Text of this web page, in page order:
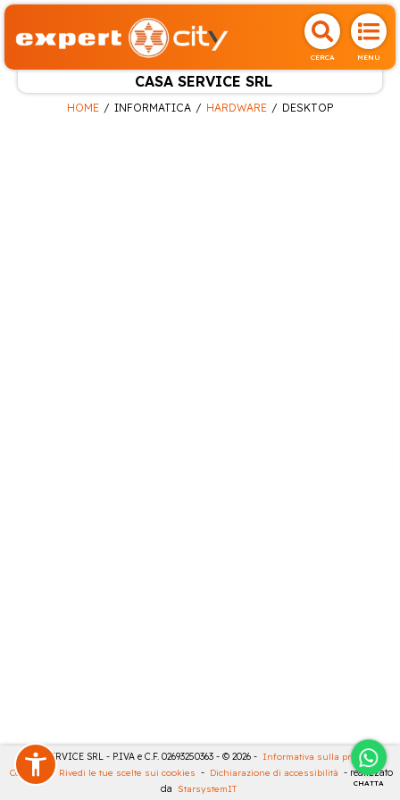
CERCA MENU
CASA SERVICE SRL
CHATTA
HOME INFORMATICA HARDWARE DESKTOP
CASA SERVICE SRL - P.IVA e C.F. 02693250363 - © 2026 - Informativa sulla privacy -
Cookies
- Rivedi le tue scelte sui cookies - Dichiarazione di accessibilità - realizzato
da StarsystemIT